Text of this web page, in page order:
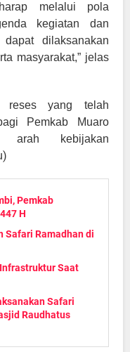
melalui pola
kegiatan dan
dilaksanakan
masyarakat,” jelas
reses yang telah
Pemkab Muaro
arah kebijakan
)
Pemkab
H
Safari Ramadhan di
Saat
Safari
Raudhatus